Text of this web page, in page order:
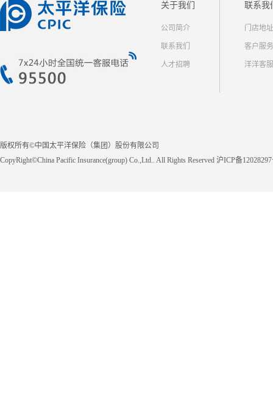
关于我们
公司简介
联系我们
人才招聘
联系我
门店地址
客户服务
洋洋客服
版权所有©中国太平洋保险（集团）股份有限公司
CopyRight©China Pacific Insurance(group) Co.,Ltd.. All Rights Reserved 沪ICP备